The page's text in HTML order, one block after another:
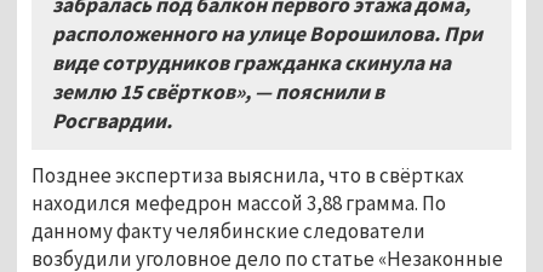
расположенного на улице Ворошилова. При
виде сотрудников гражданка скинула на
землю 15 свёртков», — пояснили в
Росгвардии.
Позднее экспертиза выяснила, что в свёртках
находился мефедрон массой 3,88 грамма. По
данному факту челябинские следователи
возбудили уголовное дело по статье «Незаконные